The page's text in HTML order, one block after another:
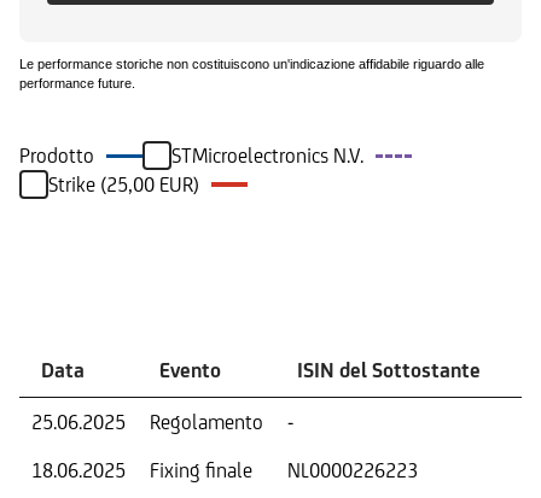
Le performance storiche non costituiscono un'indicazione affidabile riguardo alle
performance future.
Prodotto
STMicroelectronics N.V.
Strike (25,00 EUR)
Data Evento ISIN del Sottostante
25.06.2025 Regolamento -
18.06.2025
Fixing finale NL0000226223